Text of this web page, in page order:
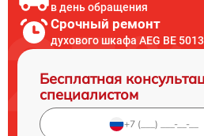
в день обращения
Срочный ремонт
духового шкафа AEG BE
Бесплатная
специалистом